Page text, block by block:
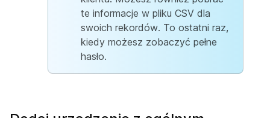
te informacje w pliku CSV dla
swoich rekordów. To ostatni raz,
kiedy możesz zobaczyć pełne
hasło.